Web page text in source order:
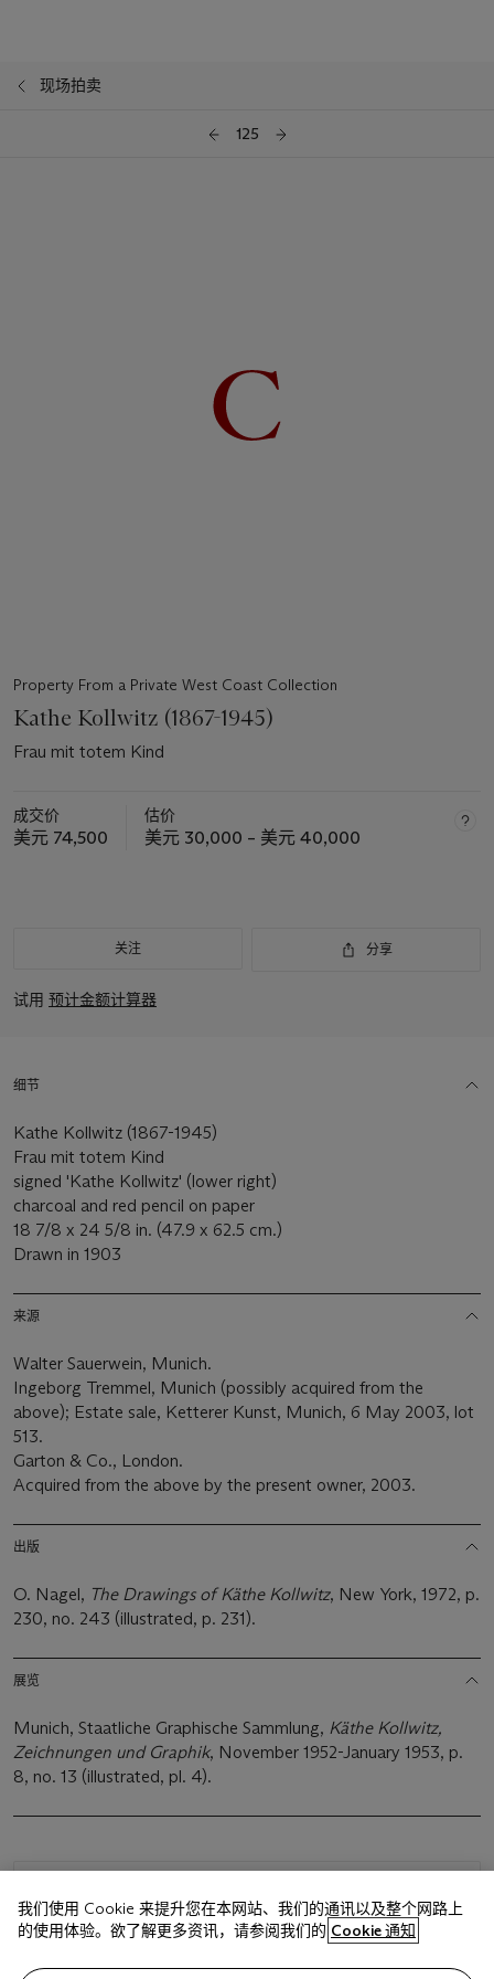
现场拍卖
125
Property From a Private West Coast Collection
Kathe Kollwitz (1867-1945)
Frau mit totem Kind
成交价
美元 74,500
估价
美元 30,000 – 美元 40,000
关注 分享
试用 预计金额计算器
细节
Kathe Kollwitz (1867-1945)
Frau mit totem Kind
signed 'Kathe Kollwitz' (lower right)
charcoal and red pencil on paper
18 7/8 x 24 5/8 in. (47.9 x 62.5 cm.)
Drawn in 1903
来源
Walter Sauerwein, Munich.
Ingeborg Tremmel, Munich (possibly acquired from the
above); Estate sale, Ketterer Kunst, Munich, 6 May 2003, lot
513.
Garton & Co., London.
Acquired from the above by the present owner, 2003.
出版
O. Nagel, The Drawings of Käthe Kollwitz, New York, 1972, p.
230, no. 243 (illustrated, p. 231).
展览
Munich, Staatliche Graphische Sammlung, Käthe Kollwitz,
Zeichnungen und Graphik, November 1952-January 1953, p.
8, no. 13 (illustrated, pl. 4).
我们使用 Cookie 来提升您在本网站、我们的通讯以及整个网路上
的使用体验。欲了解更多资讯，请参阅我们的 Cookie 通知